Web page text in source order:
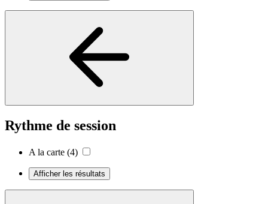
Rythme de session
A la carte (4)
Afficher les résultats